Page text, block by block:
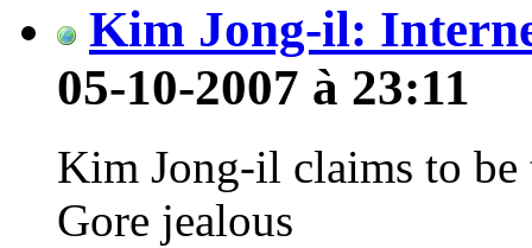
Kim Jong-il:
05-10-2007 à 23:11
Kim Jong-il claims to
Gore jealous